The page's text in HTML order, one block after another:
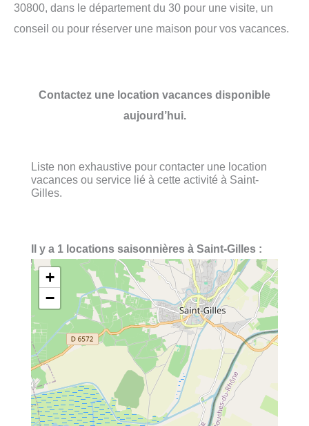
30800, dans le département du 30 pour une visite, un
conseil ou pour réserver une maison pour vos vacances.
Contactez une location vacances disponible
aujourd’hui.
Liste non exhaustive pour contacter une location
vacances ou service lié à cette activité à Saint-
Gilles.
Il y a 1 locations saisonnières à Saint-Gilles :
+
−